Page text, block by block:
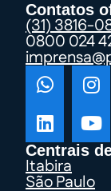
Contatos
(31) 3816-
0800 024
Centrais
Itabira
São Paulo